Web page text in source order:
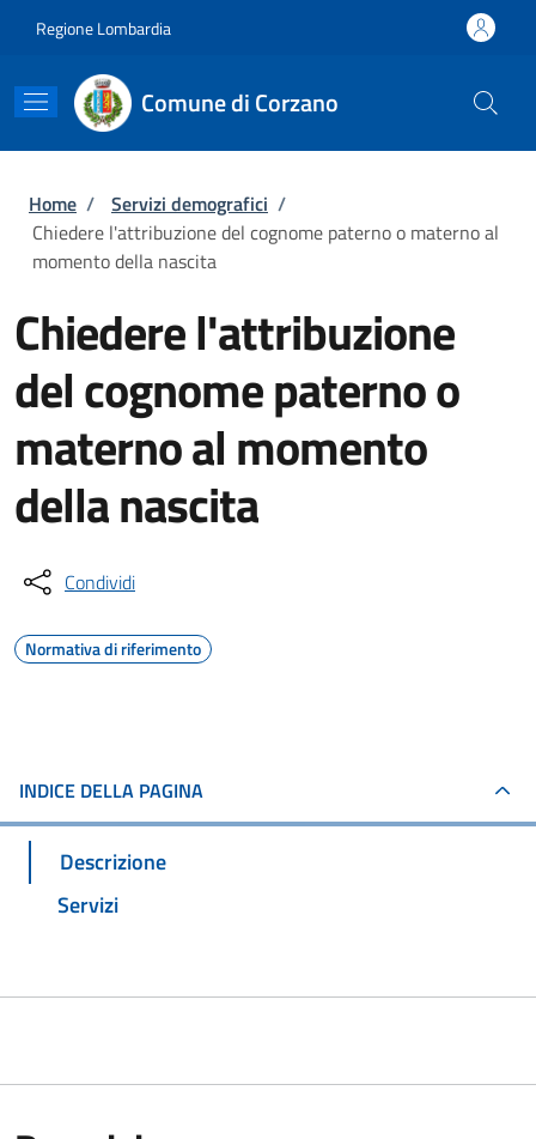
Regione Lombardia
Comune di Corzano
Briciole di pane
Home / Servizi demografici /
Chiedere l'attribuzione del cognome paterno o materno al
momento della nascita
Chiedere l'attribuzione
del cognome paterno o
materno al momento
della nascita
Condividi
Normativa di riferimento
INDICE DELLA PAGINA
Descrizione
Servizi